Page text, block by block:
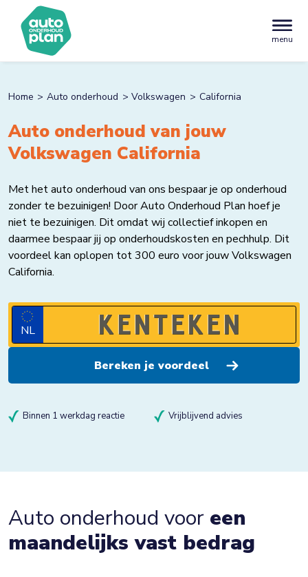
menu
Home Auto onderhoud Volkswagen California
Auto onderhoud van jouw
Volkswagen California
Met het auto onderhoud van ons bespaar je op onderhoud
zonder te bezuinigen! Door Auto Onderhoud Plan hoef je
niet te bezuinigen. Dit omdat wij collectief inkopen en
daarmee bespaar jij op onderhoudskosten en pechhulp. Dit
voordeel kan oplopen tot 300 euro voor jouw Volkswagen
California.
NL
Binnen 1 werkdag reactie Vrijblijvend advies
Auto onderhoud voor een
maandelijks vast bedrag